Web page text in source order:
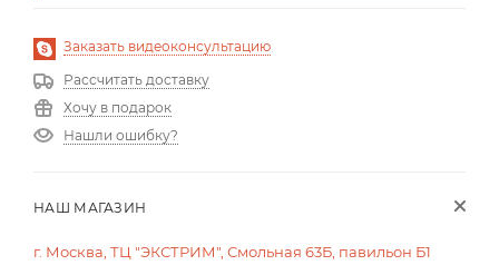
Заказать видеоконсультацию
Рассчитать доставку
Хочу в подарок
Нашли ошибку?
НАШ МАГАЗИН
г. Москва, ТЦ "ЭКСТРИМ", Смольная 63Б, павильон Б1